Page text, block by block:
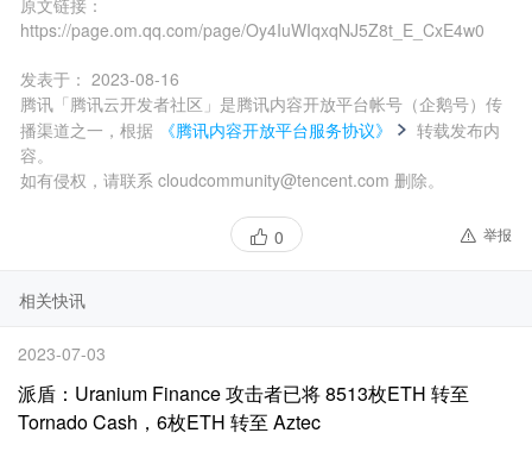
原文链接：
https://page.om.qq.com/page/Oy4IuWIqxqNJ5Z8t_E_CxE4w0
发表于： 2023-08-16
腾讯「腾讯云开发者社区」是腾讯内容开放平台帐号（企鹅号）传
播渠道之一，根据
《腾讯内容开放平台服务协议》
转载发布内
容。
如有侵权，请联系 cloudcommunity@tencent.com 删除。
0 举报
相关快讯
2023-07-03
派盾：Uranium Finance 攻击者已将 8513枚ETH 转至
Tornado Cash，6枚ETH 转至 Aztec